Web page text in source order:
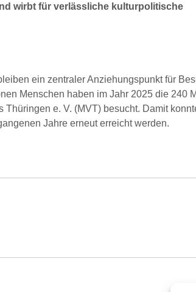
wirbt für verlässliche kulturpolitische
ein zentraler Anziehungspunkt für
Menschen haben im Jahr 2025 die 240
Thüringen e. V. (MVT) besucht. Damit
Jahre erneut erreicht werden.